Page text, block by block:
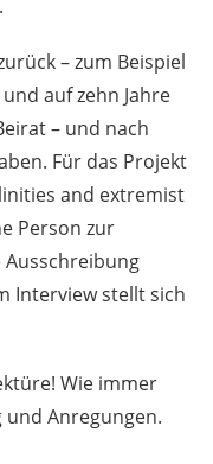
– zum Beispiel
auf zehn Jahre
– und nach
Für das Projekt
and extremist
Person zur
Interview stellt sich
Wie immer
Anregungen.